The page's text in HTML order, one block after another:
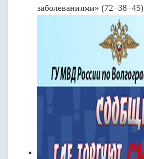
заболеваниями» (72−38−45)